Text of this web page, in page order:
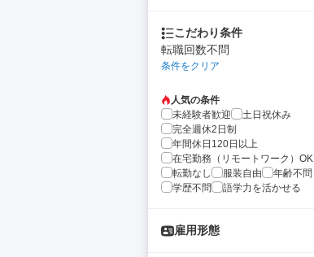
こだわり条件
転職回数不問
条件をクリア
人気の条件
未経験者歓迎
土日祝休み
完全週休2日制
年間休日120日以上
在宅勤務（リモートワーク）OK
転勤なし
服装自由
年齢不問
学歴不問
語学力を活かせる
雇用形態